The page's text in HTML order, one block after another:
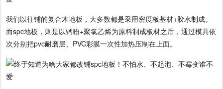
我们以往铺的复合木地板，大多数都是采用密度板基材+胶水制成。
而spc地板，则是以钙粉+聚氯乙烯为原料制成板材之后，通过模具依
次分别把pvc耐磨层、PVC彩膜一次性加热压制在上面。